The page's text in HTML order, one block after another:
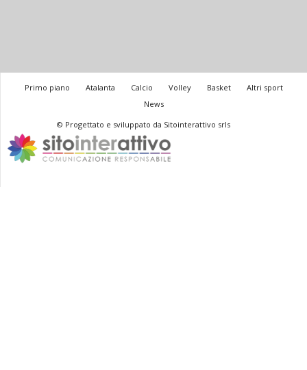
Primo piano Atalanta Calcio Volley Basket
Altri sport
News
© Progettato e sviluppato da Sitointerattivo srls